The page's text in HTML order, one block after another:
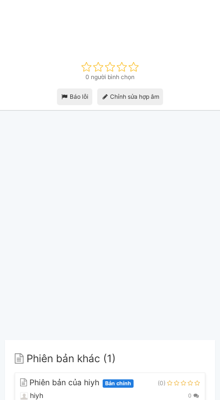
0 người bình chọn
Báo lỗi Chỉnh sửa hợp âm
Phiên bản khác (1)
Phiên bản của hiyh Bản chính (0)
hiyh 0